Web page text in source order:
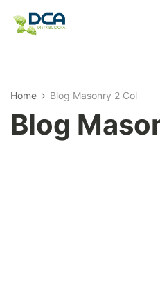
Home Blog Masonry 2 Col
Blog